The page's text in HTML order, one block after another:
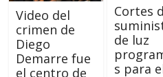
Video del
crimen de
Diego
Demarre fue
el centro de
Cortes
de luz
s para